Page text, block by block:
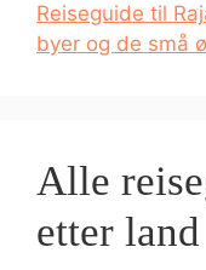
Reiseguide til
byer og de små
Alle
etter land